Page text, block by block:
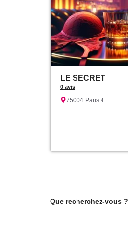
LE SECRET
0 avis
75004 Paris 4
Que recherchez-vous ?